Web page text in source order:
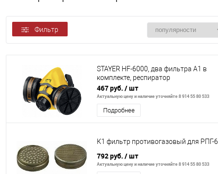
Фильтр
STAYER HF-6000, два фильтра A1 в
комплекте, респиратор
противогазовый, Professional (11175)
467 руб. / шт
Актуальную цену и наличие уточняйте 8 914 55 80 533
Подробнее
К1 фильтр противогазовый для РПГ-
792 руб. / шт
Актуальную цену и наличие уточняйте 8 914 55 80 533